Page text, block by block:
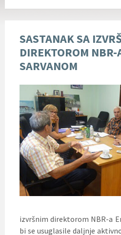
SASTANAK SA
DIREKTOROM NBR-
SARVANOM
izvršnim direktorom NBR-a
bi se usuglasile daljnje